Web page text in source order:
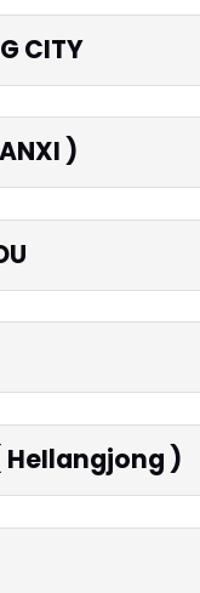
CITY
)
HeIlangjong )